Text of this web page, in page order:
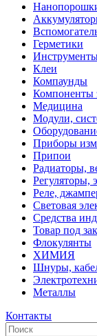
Герметики
Клеи
Компаунды
Компоненты
Медицина
Модули,
Приборы
Припои
Радиаторы,
Регуляторы,
Реле,
Световая
Средства
Товар под
Флокулянты
ХИМИЯ
Шнуры,
Металлы
Контакты